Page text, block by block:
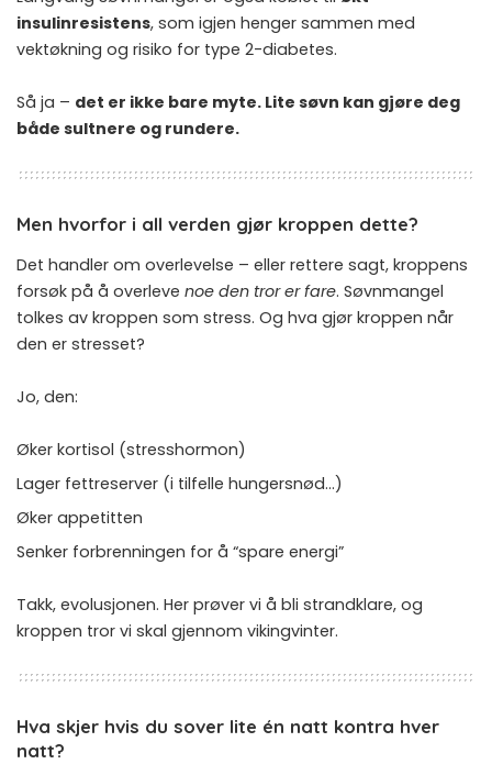
insulinresistens, som igjen henger sammen med
vektøkning og risiko for type 2-diabetes.
Så ja – det er ikke bare myte. Lite søvn kan gjøre deg
både sultnere og rundere.
Men hvorfor i all verden gjør kroppen dette?
Det handler om overlevelse – eller rettere sagt, kroppens
forsøk på å overleve noe den tror er fare. Søvnmangel
tolkes av kroppen som stress. Og hva gjør kroppen når
den er stresset?
Jo, den:
Øker kortisol (stresshormon)
Lager fettreserver (i tilfelle hungersnød…)
Øker appetitten
Senker forbrenningen for å “spare energi”
Takk, evolusjonen. Her prøver vi å bli strandklare, og
kroppen tror vi skal gjennom vikingvinter.
Hva skjer hvis du sover lite én natt kontra hver
natt?